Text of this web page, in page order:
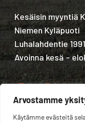
Arvostamme
Käytämme evästeitä
Kesäisin myyntiä
Niemen Kyläpuoti
Luhalahdentie
Avoinna kesä –